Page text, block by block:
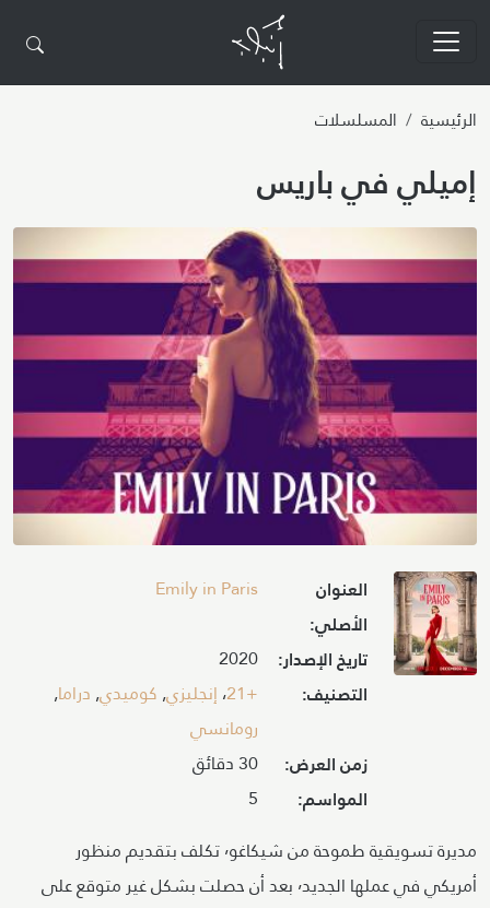
الرئيسية المسلسلات
إميلي في باريس
Image
العنوان
الأصلي:
Emily in Paris
تاريخ الإصدار: 2020
التصنيف: +21 ،إنجليزي,كوميدي,دراما,
رومانسي
زمن العرض: 30 دقائق
المواسم:
5
مديرة تسويقية طموحة من شيكاغو٬ تكلف بتقديم منظور
أمريكي في عملها الجديد٬ بعد أن حصلت بشكل غير متوقع على